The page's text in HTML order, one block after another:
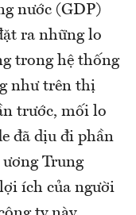
nước (GDP)
ra những lo
trong hệ thống
như trên thị
trước, mối lo
đã dịu đi phần
Trung
ích của người